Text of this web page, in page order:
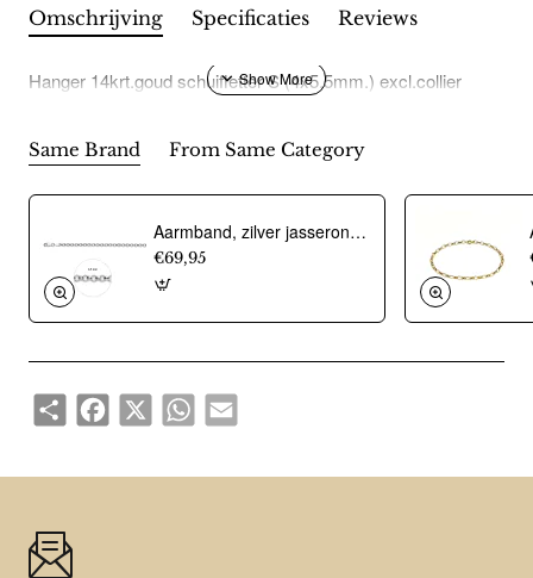
Omschrijving Specificaties Reviews
Hanger 14krt.goud schuifletter S (4x5,5mm.) excl.collier
Same Brand From Same Category
Aarmband, zilver jasseron 4,5mm. (lengte 18cm.) - 10274
€69,95
ShareFacebook
X WhatsAppEmail